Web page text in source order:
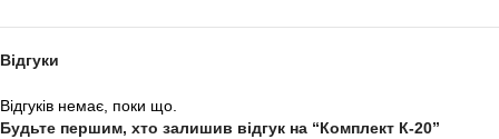
Відгуки
Відгуків немає, поки що.
Будьте першим, хто залишив відгук на “Комплект К-20”